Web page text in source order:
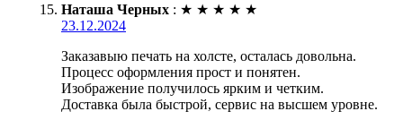
Наташа Черных : ★ ★ ★ ★ ★
23.12.2024
Заказавыю печать на холсте, осталась довольна.
Процесс оформления прост и понятен.
Изображение получилось ярким и четким.
Доставка была быстрой, сервис на высшем уровне.